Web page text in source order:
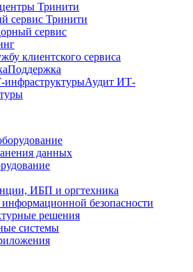
Тринити
сервис Тринити
сервис
клиентского сервиса
Поддержка
Аудит ИТ-
данных
ИБП и оргтехника
безопасности
решения
системы